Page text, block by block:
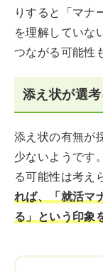
りすると「マナ
を理解していな
つながる可能性
添え状が選
添え状の有無が
少ないようです
る可能性は考え
れば、「就活マ
る」という印象